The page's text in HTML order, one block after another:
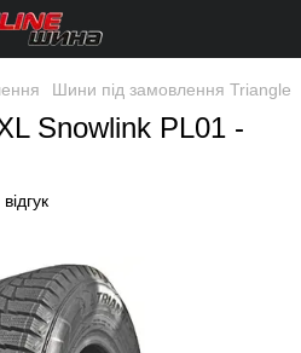
Шини під замовлення Triangle
Snowlink PL01 -